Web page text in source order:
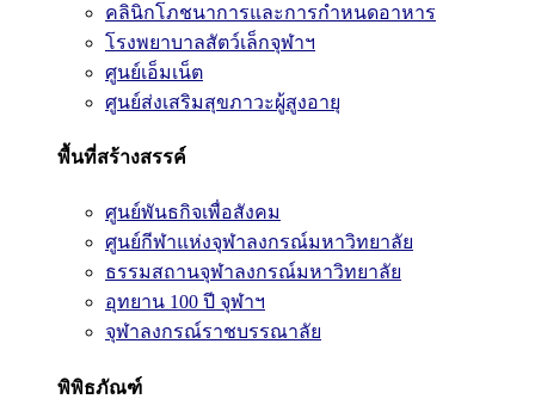
คลินิกโภชนาการและการกำหนดอาหาร
โรงพยาบาลสัตว์เล็กจุฬาฯ
ศูนย์เอ็มเน็ต
ศูนย์ส่งเสริมสุขภาวะผู้สูงอายุ
พื้นที่สร้างสรรค์
ศูนย์พันธกิจเพื่อสังคม
ศูนย์กีฬาแห่งจุฬาลงกรณ์มหาวิทยาลัย
ธรรมสถานจุฬาลงกรณ์มหาวิทยาลัย
อุทยาน 100 ปี จุฬาฯ
จุฬาลงกรณ์ราชบรรณาลัย
พิพิธภัณฑ์